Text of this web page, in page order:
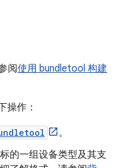
阅使用 bundletool 构建
操作：
。
的一组设备类型及其支